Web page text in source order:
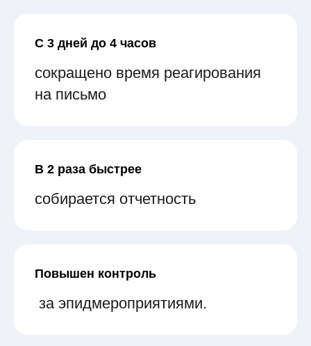
С 3 дней до 4 часов
сокращено время реагирования
на письмо
В 2 раза быстрее
собирается отчетность
Повышен контроль
за эпидмероприятиями.